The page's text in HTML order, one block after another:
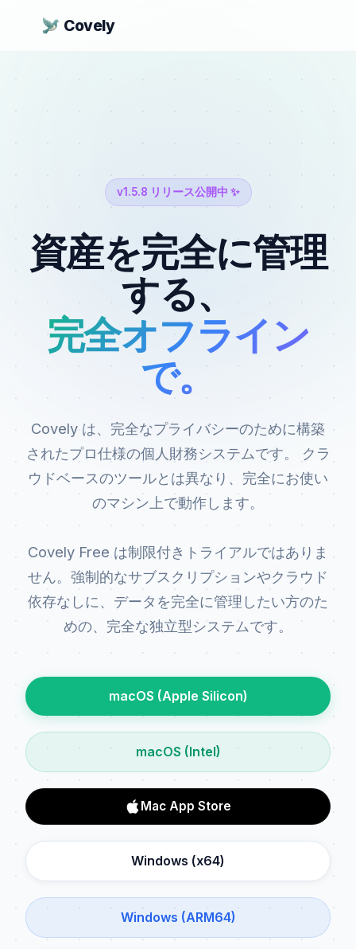
Covely
v1.5.8 リリース公開中 ✨
資産を完全に管理
する、
完全オフライン
で。
Covely は、完全なプライバシーのために構築
されたプロ仕様の個人財務システムです。 クラ
ウドベースのツールとは異なり、完全にお使い
のマシン上で動作します。
Covely Free は制限付きトライアルではありま
せん。強制的なサブスクリプションやクラウド
依存なしに、データを完全に管理したい方のた
めの、完全な独立型システムです。
macOS (Apple Silicon)
macOS (Intel)
Mac App Store
Windows (x64)
Windows (ARM64)